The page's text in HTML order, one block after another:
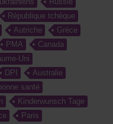
République tchèque
Autriche
Grèce
PMA
Canada
Uni
DPI
Australie
santé
Kinderwunsch Tage
Paris